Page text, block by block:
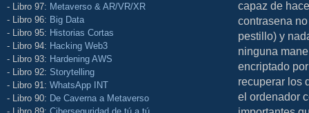
- Libro 97: Metaverso & AR/VR/XR
- Libro 96: Big Data
- Libro 95: Historias Cortas
- Libro 94: Hacking Web3
- Libro 93: Hardening AWS
- Libro 92: Storytelling
- Libro 91: WhatsApp INT
- Libro 90: De Caverna a Metaverso
capaz de
contrasena
pestillo) y
ninguna
encriptado
recuperar los
el ordenador